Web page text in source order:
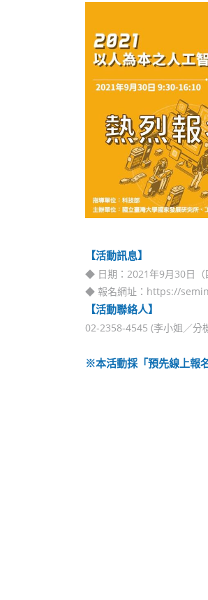
【活動訊息】
◆ 日期：2021年9月30日（
◆ 報名網址： https://
【活動聯絡人】
02-2358-4545 (李小姐／分
※本活動採「預先線上報